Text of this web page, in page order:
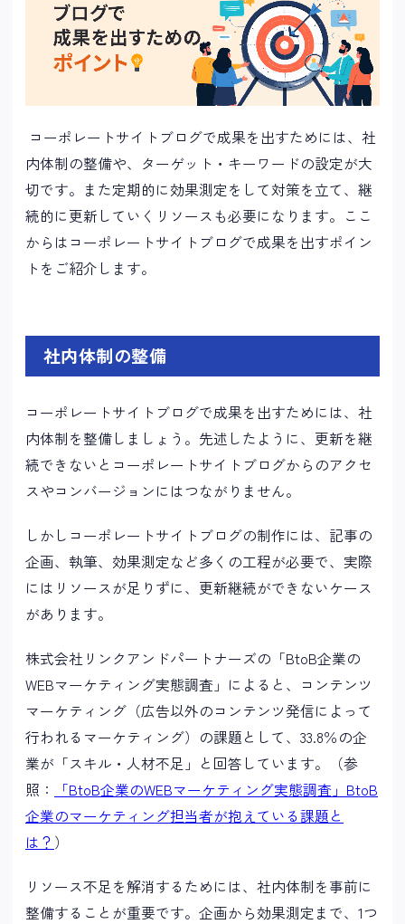
コーポレートサイトブログで成果を出すためには、社
内体制の整備や、ターゲット・キーワードの設定が大
切です。また定期的に効果測定をして対策を立て、継
続的に更新していくリソースも必要になります。ここ
からはコーポレートサイトブログで成果を出すポイン
トをご紹介します。
社内体制の整備
コーポレートサイトブログで成果を出すためには、社
内体制を整備しましょう。先述したように、更新を継
続できないとコーポレートサイトブログからのアクセ
スやコンバージョンにはつながりません。
しかしコーポレートサイトブログの制作には、記事の
企画、執筆、効果測定など多くの工程が必要で、実際
にはリソースが足りずに、更新継続ができないケース
があります。
株式会社リンクアンドパートナーズの「BtoB企業の
WEBマーケティング実態調査」によると、コンテンツ
マーケティング（広告以外のコンテンツ発信によって
行われるマーケティング）の課題として、33.8％の企
業が「スキル・人材不足」と回答しています。（参
照：
「BtoB企業のWEBマーケティング実態調査」BtoB
企業のマーケティング担当者が抱えている課題と
は？ ）
リソース不足を解消するためには、社内体制を事前に
整備することが重要です。企画から効果測定まで、1つ